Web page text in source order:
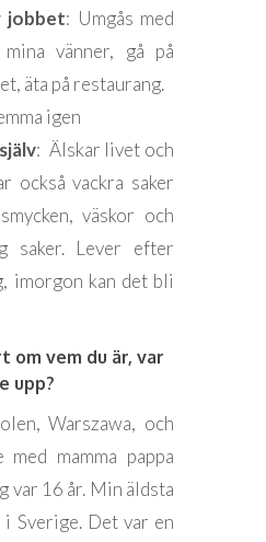
jobbet: Umgås med
vänner, gå på
äta på restaurang.
igen
: Älskar livet och
också vackra saker
väskor och
saker. Lever efter
imorgon kan det bli
vem du är, var
upp?
Warszawa, och
mamma pappa
var 16 år. Min äldsta
Sverige. Det var en